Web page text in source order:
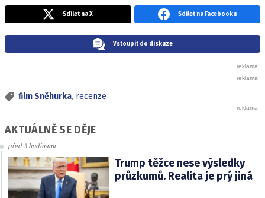
Sdílet na X Sdílet na Facebooku
Vstoupit do diskuze
film Sněhurka, recenze
AKTUÁLNĚ SE DĚJE
před 3 hodinami
Trump těžce nese výsledky
průzkumů. Realita je prý jiná